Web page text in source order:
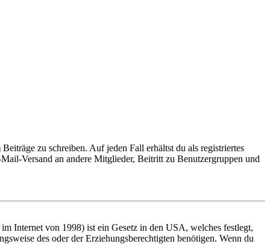
zu schreiben. Auf jeden Fall erhältst du als registriertes
Versand an andere Mitglieder, Beitritt zu Benutzergruppen und
Internet von 1998) ist ein Gesetz in den USA, welches festlegt,
des oder der Erziehungsberechtigten benötigen. Wenn du